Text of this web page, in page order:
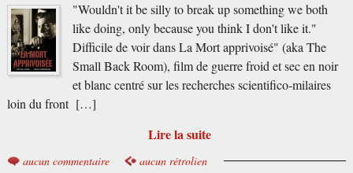
"Wouldn't it be silly to break up something we both
like doing, only because you think I don't like it."
Difficile de voir dans La Mort apprivoisé" (aka The
Small Back Room), film de guerre froid et sec en noir
et blanc centré sur les recherches scientifico-milaires
loin du front […]
Lire la suite
aucun commentaire aucun rétrolien